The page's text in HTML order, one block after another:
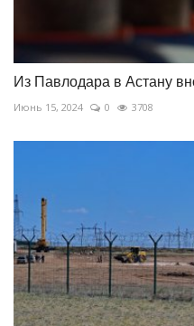
Из Павлодара в Астану
Июнь 15, 2024 0 3708